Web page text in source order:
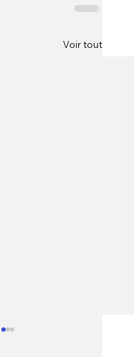
Voir tout